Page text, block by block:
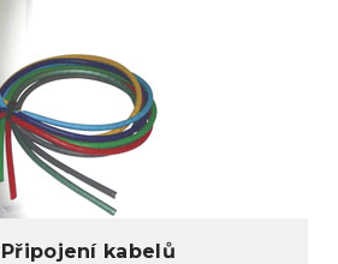
Připojení kabelů